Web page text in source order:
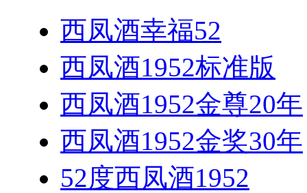
西凤酒幸福52
西凤酒1952标准版
西凤酒1952金尊20年
西凤酒1952金奖30年
52度西凤酒1952